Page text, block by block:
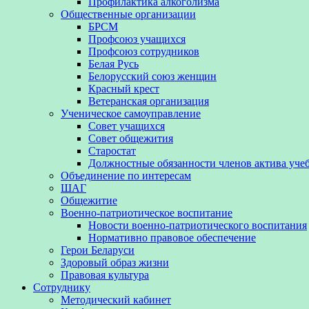
Общественные организации
БРСМ
Профсоюз учащихся
Профсоюз сотрудников
Белая Русь
Белорусский союз женщин
Красный крест
Ветеранская организация
Ученическое самоуправление
Совет учащихся
Совет общежития
Старостат
Должностные обязанности членов актива
Объединение по интересам
ШАГ
Общежитие
Военно-патриотическое воспитание
Новости военно-патриотического воспитания
Нормативно правовое обеспечение
Герои Беларуси
Здоровый образ жизни
Правовая культура
Сотруднику
Методический кабинет